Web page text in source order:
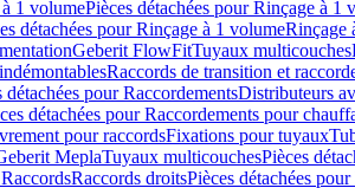
1 volumePièces détachées pour Rinçage à 1
détachées pour Rinçage à 1 volumeRinçage
Geberit FlowFitTuyaux multicouches
Raccords de transition et
détachées pour RaccordementsDistributeurs
détachées pour Raccordements pour
pour raccordsFixations pour tuyaux
MeplaTuyaux multicouchesPièces
Raccords droitsPièces détachées